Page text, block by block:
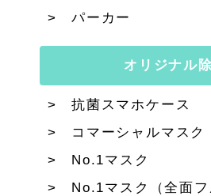
パーカー
オリジナル
抗菌スマホケース
コマーシャルマスク
No.1マスク
No.1マスク（全面フ